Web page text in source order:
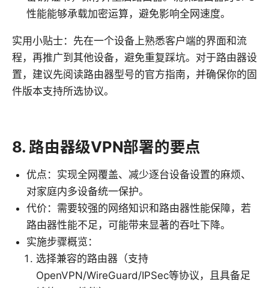
性能能够承载加密运算，避免影响全网速度。
实用小贴士：先在一个设备上熟悉客户端的界面和流
程，再推广到其他设备，避免重复踩坑。对于路由器设
置，建议先阅读路由器型号的官方指南，并确保你的固
件版本支持所选协议。
8. 路由器级VPN部署的要点
优点：实现全网覆盖、减少逐台设备设置的麻烦、
对家庭内多设备统一保护。
代价：需要较强的网络知识和路由器性能保障，若
路由器性能不足，可能带来显著的吞吐下降。
实施步骤概览：
选择兼容的路由器（支持
OpenVPN/WireGuard/IPSec等协议，且具备足